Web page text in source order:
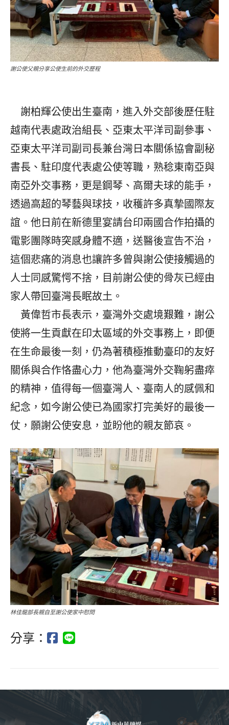
謝公使父親分享公使生前的外交歷程
謝柏輝公使出生臺南，進入外交部後歷任駐
越南代表處政治組長、亞東太平洋司副參事、
亞東太平洋司副司長兼台灣日本關係協會副秘
書長、駐印度代表處公使等職，熟稔東南亞與
南亞外交事務，更是鋼琴、高爾夫球的能手，
透過高超的琴藝與球技，收穫許多真摯國際友
誼。他日前在新德里宴請台印兩國合作拍攝的
電影團隊時突感身體不適，送醫後宣告不治，
這個悲痛的消息也讓許多曾與謝公使接觸過的
人士同感驚愕不捨，目前謝公使的骨灰已經由
家人帶回臺灣長眠故土。
黃偉哲市長表示，臺灣外交處境艱難，謝公
使將一生貢獻在印太區域的外交事務上，即便
在生命最後一刻，仍為著積極推動臺印的友好
關係與合作恪盡心力，他為臺灣外交鞠躬盡瘁
的精神，值得每一個臺灣人、臺南人的感佩和
紀念，如今謝公使已為國家打完美好的最後一
仗，願謝公使安息，並盼他的親友節哀。
林佳龍部長親自至謝公使家中慰問
分享：